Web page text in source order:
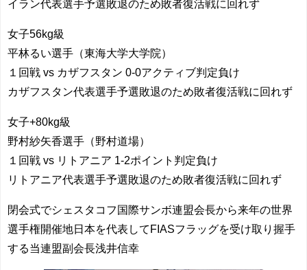
イラン代表選手予選敗退のため敗者復活戦に回れず
女子56kg級
平林るい選手（東海大学大学院）
１回戦 vs カザフスタン 0-0アクティブ判定負け
カザフスタン代表選手予選敗退のため敗者復活戦に回れず
女子+80kg級
野村紗矢香選手（野村道場）
１回戦 vs リトアニア 1-2ポイント判定負け
リトアニア代表選手予選敗退のため敗者復活戦に回れず
閉会式でシェスタコフ国際サンボ連盟会長から来年の世界
選手権開催地日本を代表してFIASフラッグを受け取り握手
する当連盟副会長浅井信幸